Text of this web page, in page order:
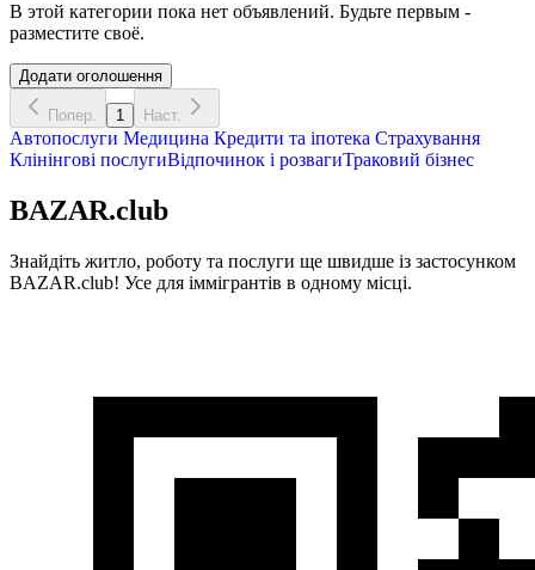
В этой категории пока нет объявлений. Будьте первым -
разместите своё.
Додати оголошення
Попер. 1 Наст.
Автопослуги Медицина Кредити та іпотека Страхування
Клінінгові послугиВідпочинок і розвагиТраковий бізнес
BAZAR.club
Знайдіть житло, роботу та послуги ще швидше із застосунком
BAZAR.club! Усе для іммігрантів в одному місці.